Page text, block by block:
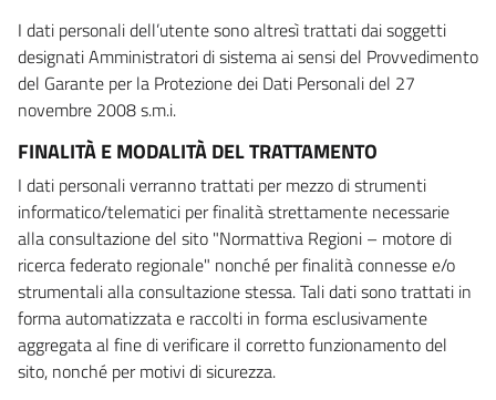
I dati personali dell’utente sono altresì trattati dai soggetti
designati Amministratori di sistema ai sensi del Provvedimento
del Garante per la Protezione dei Dati Personali del 27
novembre 2008 s.m.i.
FINALITÀ E MODALITÀ DEL TRATTAMENTO
I dati personali verranno trattati per mezzo di strumenti
informatico/telematici per finalità strettamente necessarie
alla consultazione del sito "Normattiva Regioni – motore di
ricerca federato regionale" nonché per finalità connesse e/o
strumentali alla consultazione stessa. Tali dati sono trattati in
forma automatizzata e raccolti in forma esclusivamente
aggregata al fine di verificare il corretto funzionamento del
sito, nonché per motivi di sicurezza.